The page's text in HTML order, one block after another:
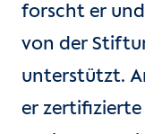
forscht er
von der
unterstützt.
er zertifizierte